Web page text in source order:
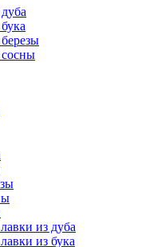
из дуба
из бука